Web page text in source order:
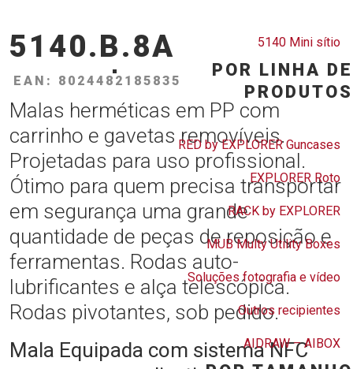
5140 Mini sítio
POR LINHA DE
PRODUTOS
RED by EXPLORER Guncases
EXPLORER Roto
RACK by EXPLORER
MUB Multy Utility Boxes
Soluções fotografia e vídeo
Outros recipientes
AIDRAW – AIBOX
5140.B.8A
EAN: 8024482185835
Malas herméticas em PP com
carrinho e gavetas removíveis.
Projetadas para uso profissional.
Ótimo para quem precisa transportar
em segurança uma grande
quantidade de peças de reposição e
ferramentas. Rodas auto-
lubrificantes e alça telescópica.
Rodas pivotantes, sob pedido.
Mala Equipada com sistema NFC